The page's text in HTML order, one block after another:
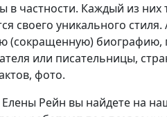
в частности. Каждый из них
своего уникального
(сокращенную) биографию,
или писательницы,
фото.
Рейн вы найдете на